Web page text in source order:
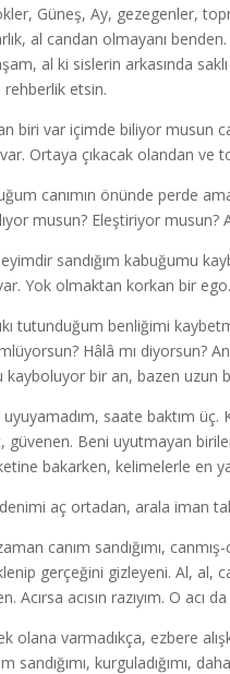
Güneş, Ay, gezegenler,
al candan olmayanı benden.
al ki sislerin arkasında saklı
rehberlik etsin.
biri var içimde biliyor musun
Ortaya çıkacak olandan
canımın önünde perde
musun? Eleştiriyor
sandığım kabuğumu
Yok olmaktan korkan bir ego.
sıkı tutunduğum benliğimi
Hâlâ mı diyorsun?
kayboluyor bir an, bazen uzun
uyuyamadım, saate baktım üç.
güvenen. Beni uyutmayan
bakarken, kelimelerle en
aç ortadan, arala iman
canım sandığımı,
gerçeğini gizleyeni. Al, al,
Acırsa acısın razıyım. O
olana varmadıkça, ezbere
sandığımı, kurguladığımı,